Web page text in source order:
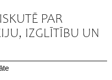
PAR
IZGLĪTĪBU UN